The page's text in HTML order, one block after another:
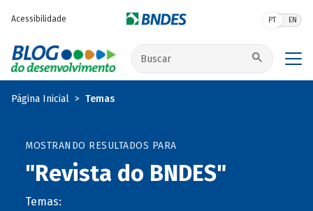
Acessibilidade PT EN
Buscar no site
Página Inicial Temas
MOSTRANDO RESULTADOS PARA
"Revista do BNDES"
Temas: